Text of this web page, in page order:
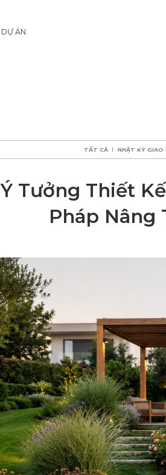
DỰ ÁN
NHẬT KÝ GIAO
TẤT CẢ NHẬT KÝ GIAO
Ý Tưởng Thiết
Pháp Nâng